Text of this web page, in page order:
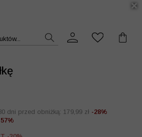
dni przed obniżką: 179,99 zł -28%